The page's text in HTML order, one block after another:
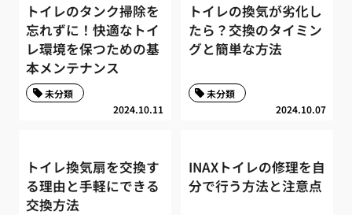
トイレのタンク掃除を
忘れずに！快適なトイ
レ環境を保つための基
本メンテナンス
2024.10.11
未分類
トイレの換気が劣化し
たら？交換のタイミン
グと簡単な方法
2024.10.07
未分類
トイレ換気扇を交換す
る理由と手軽にできる
交換方法
INAXトイレの修理を自
分で行う方法と注意点